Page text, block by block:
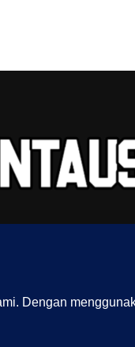
INDEX SITEMAP